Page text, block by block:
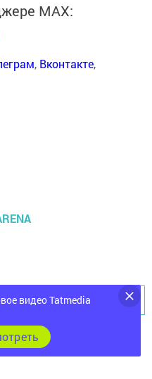
MАХ:
, Вконтакте,
новости
видео Tatmedia